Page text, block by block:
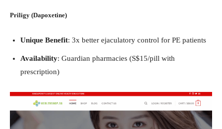
Priligy (Dapoxetine)​
Unique Benefit: 3x better ejaculatory control for PE patients
Availability: Guardian pharmacies (S$15/pill with
prescription)